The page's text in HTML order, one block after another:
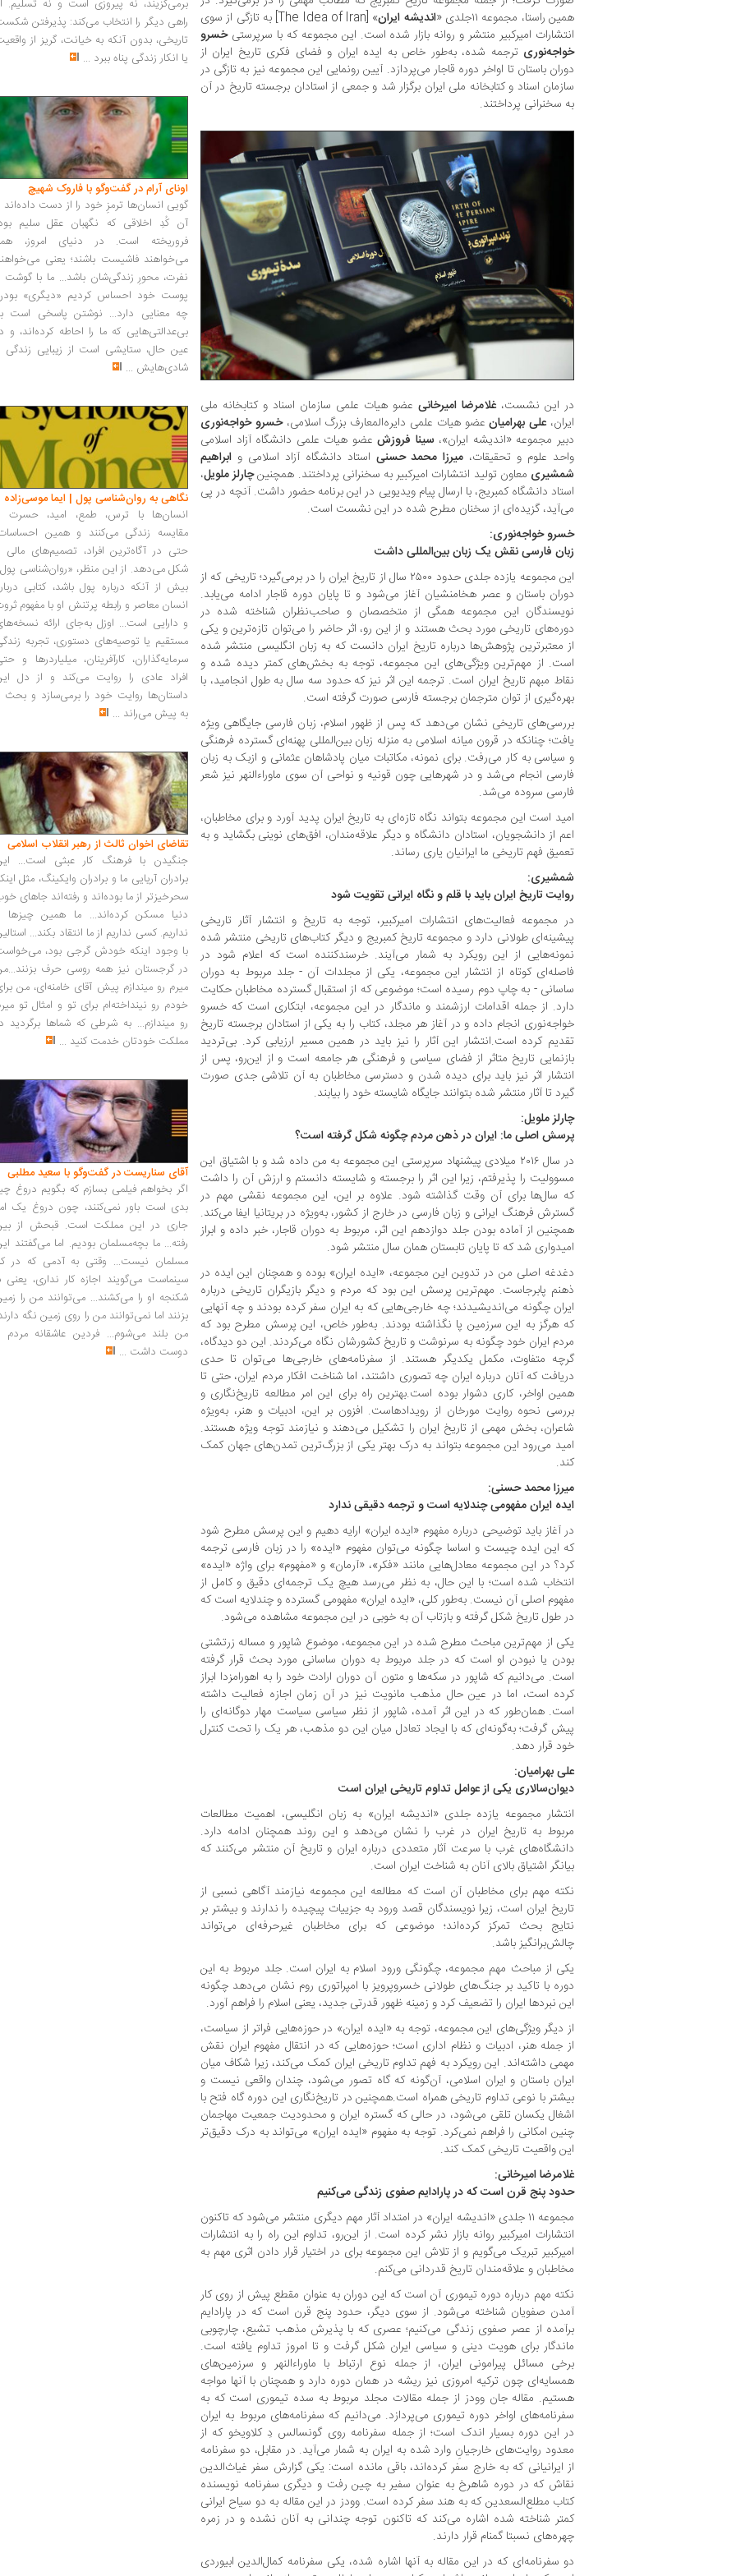
همین راستا، مجموعه ۱۱جلدی «
اندیشه ایران
» [The Idea of Iran] به‌ تازگی از سوی
انتشارات امیرکبیر منتشر و روانه بازار شده است. این مجموعه که با سرپرستیخسرو
خواجه‌نوری ترجمه شده، به‌طور خاص به ایده ایران و فضای فکری تاریخ ایران از
دوران باستان تا اواخر دوره قاجار می‌پردازد. آیین رونمایی این مجموعه نیز به ‌تازگی در
سازمان اسناد و کتابخانه ملی ایران برگزار شد و جمعی از استادان برجسته تاریخ در آن
به سخنرانی پرداختند.
در این نشست، غلامرضا امیرخانی عضو هیات علمی سازمان اسناد و کتابخانه ملی
ایران، علی بهرامیانعضو هیات علمی دایره‌المعارف بزرگ اسلامی،خسرو خواجه‌نوری
دبیر مجموعه «اندیشه ایران»، سینا فروزش عضو هیات علمی دانشگاه آزاد اسلامی
واحد علوم و تحقیقات، میرزا محمد حسنی استاد دانشگاه آزاد اسلامی و ابراهیم
شمشیری معاون تولید انتشارات امیرکبیر به سخنرانی پرداختند. همچنینچارلز ملویل،
استاد دانشگاه کمبریج، با ارسال پیام ویدیویی در این برنامه حضور داشت. آنچه در پی
می‌آید، گزیده‌ای از سخنان مطرح ‌شده در این نشست است.
خسرو خواجه‌نوری:
زبان فارسی نقش یک زبان بین‌المللی داشت
این مجموعه یازده‌ جلدی حدود ۲۵۰۰ سال از تاریخ ایران را در برمی‌گیرد؛ تاریخی که از
دوران باستان و عصر هخامنشیان آغاز می‌شود و تا پایان دوره قاجار ادامه می‌یابد.
نویسندگان این مجموعه همگی از متخصصان و صاحب‌نظران شناخته ‌شده در
دوره‌های تاریخی مورد بحث هستند و از این رو، اثر حاضر را می‌توان تازه‌ترین و یکی
از معتبرترین پژوهش‌ها درباره تاریخ ایران دانست که به زبان انگلیسی منتشر شده
است. از مهم‌ترین ویژگی‌های این مجموعه، توجه به بخش‌های کمتر دیده‌ شده و
نقاط مبهم تاریخ ایران است. ترجمه این اثر نیز که حدود سه سال به طول انجامید، با
بهره‌گیری از توان مترجمان برجسته فارسی صورت گرفته است.
بررسی‌های تاریخی نشان می‌دهد که پس از ظهور اسلام، زبان فارسی جایگاهی ویژه
یافت؛ چنانکه در قرون میانه اسلامی به ‌منزله زبان بین‌المللی پهنه‌ای گسترده فرهنگی
و سیاسی به کار می‌رفت. برای نمونه، مکاتبات میان پادشاهان عثمانی و ازبک به زبان
فارسی انجام می‌شد و در شهرهایی چون قونیه و نواحی آن ‌سوی ماوراءالنهر نیز شعر
فارسی سروده می‌شد.
امید است این مجموعه بتواند نگاه تازه‌ای به تاریخ ایران پدید آورد و برای مخاطبان،
اعم از دانشجویان، استادان دانشگاه و دیگر علاقه‌مندان، افق‌های نوینی بگشاید و به
تعمیق فهم تاریخی ما ایرانیان یاری رساند.
شمشیری:
روایت تاریخ ایران باید با قلم و نگاه ایرانی تقویت شود
در مجموعه فعالیت‌های انتشارات امیرکبیر، توجه به تاریخ و انتشار آثار تاریخی
پیشینه‌ای طولانی دارد و مجموعه تاریخ کمبریج و دیگر کتاب‌های تاریخی منتشر شده
نمونه‌هایی از این رویکرد به شمار می‌آیند. خرسندکننده است که اعلام شود در
فاصله‌ای کوتاه از انتشار این مجموعه، یکی از مجلدات آن - جلد مربوط به دوران
ساسانی - به چاپ دوم رسیده است؛ موضوعی که از استقبال گسترده مخاطبان حکایت
دارد. از جمله اقدامات ارزشمند و ماندگار در این مجموعه، ابتکاری است که خسرو
خواجه‌نوری انجام داده و در آغاز هر مجلد، کتاب را به یکی از استادان برجسته تاریخ
تقدیم کرده است.انتشار این آثار را نیز باید در همین مسیر ارزیابی کرد. بی‌تردید
بازنمایی تاریخ متاثر از فضای سیاسی و فرهنگی هر جامعه است و از این‌رو، پس از
انتشار اثر نیز باید برای دیده ‌شدن و دسترسی مخاطبان به آن تلاشی جدی صورت
گیرد تا آثار منتشر شده بتوانند جایگاه شایسته خود را بیابند.
چارلز ملویل:
پرسش اصلی ما: ایران در ذهن مردم چگونه شکل گرفته است؟
در سال ۲۰۱۶ میلادی پیشنهاد سرپرستی این مجموعه به من داده شد و با اشتیاق این
مسوولیت را پذیرفتم، زیرا این اثر را برجسته و شایسته دانستم و ارزش آن را داشت
که سال‌ها برای آن وقت گذاشته شود. علاوه بر این، این مجموعه نقشی مهم در
گسترش فرهنگ ایرانی و زبان فارسی در خارج از کشور، به‌ویژه در بریتانیا ایفا می‌کند.
همچنین از آماده بودن جلد دوازدهم این اثر، مربوط به دوران قاجار، خبر داده و ابراز
امیدواری شد که تا پایان تابستان همان سال منتشر شود.
دغدغه اصلی من در تدوین این مجموعه، «ایده ایران» بوده و همچنان این ایده در
ذهنم پابرجاست. مهم‌ترین پرسش این بود که مردم و دیگر بازیگران تاریخی درباره
ایران چگونه می‌اندیشیدند؛ چه خارجی‌هایی که به ایران سفر کرده بودند و چه آنهایی
که هرگز به این سرزمین پا نگذاشته بودند. به‌طور خاص، این پرسش مطرح بود که
مردم ایران خود چگونه به سرنوشت و تاریخ کشورشان نگاه می‌کردند. این دو دیدگاه،
گرچه متفاوت، مکمل یکدیگر هستند. از سفرنامه‌های خارجی‌ها می‌توان تا حدی
دریافت که آنان درباره ایران چه تصوری داشتند، اما شناخت افکار مردم ایران، حتی تا
همین اواخر، کاری دشوار بوده است.بهترین راه برای این امر مطالعه تاریخ‌نگاری و
بررسی نحوه روایت مورخان از رویدادهاست. افزون بر این، ادبیات و هنر، به‌ویژه
شاعران، بخش مهمی از تاریخ ایران را تشکیل می‌دهند و نیازمند توجه ویژه هستند.
امید می‌رود این مجموعه بتواند به درک بهتر یکی از بزرگ‌ترین تمدن‌های جهان کمک
کند.
میرزا محمد حسنی:
ایده ایران مفهومی چندلایه است و ترجمه دقیقی ندارد
در آغاز باید توضیحی درباره مفهوم «ایده ایران» ارایه دهیم و این پرسش مطرح شود
که این ایده چیست و اساسا چگونه می‌توان مفهوم «ایده» را در زبان فارسی ترجمه
کرد؟ در این مجموعه معادل‌هایی مانند «فکر»، «آرمان» و «مفهوم» برای واژه «ایده»
انتخاب شده است؛ با این حال، به نظر می‌رسد هیچ‌ یک ترجمه‌ای دقیق و کامل از
مفهوم اصلی آن نیست. به‌طور کلی، «ایده ایران» مفهومی گسترده و چندلایه است که
در طول تاریخ شکل گرفته و بازتاب آن به ‌خوبی در این مجموعه مشاهده می‌شود.
یکی از مهم‌ترین مباحث مطرح ‌شده در این مجموعه، موضوع شاپور و مساله زرتشتی
بودن یا نبودن او است که در جلد مربوط به دوران ساسانی مورد بحث قرار گرفته
است. می‌دانیم که شاپور در سکه‌ها و متون آن دوران ارادت خود را به اهورامزدا ابراز
کرده است، اما در عین حال مذهب مانویت نیز در آن زمان اجازه فعالیت داشته
است. همان‌طور که در این اثر آمده، شاپور از نظر سیاسی سیاست مهار دوگانه‌ای را
پیش گرفت؛ به‌گونه‌ای که با ایجاد تعادل میان این دو مذهب، هر یک را تحت کنترل
خود قرار دهد.
علی بهرامیان:
دیوان‌سالاری یکی از عوامل تداوم تاریخی ایران است
انتشار مجموعه یازده‌ جلدی «اندیشه ایران» به زبان انگلیسی، اهمیت مطالعات
مربوط به تاریخ ایران در غرب را نشان می‌دهد و این روند همچنان ادامه دارد.
دانشگاه‌های غرب با سرعت آثار متعددی درباره ایران و تاریخ آن منتشر می‌کنند که
بیانگر اشتیاق بالای آنان به شناخت ایران است.
نکته مهم برای مخاطبان آن است که مطالعه این مجموعه نیازمند آگاهی نسبی از
تاریخ ایران است، زیرا نویسندگان قصد ورود به جزییات پیچیده را ندارند و بیشتر بر
نتایج بحث تمرکز کرده‌اند؛ موضوعی که برای مخاطبان غیرحرفه‌ای می‌تواند
چالش‌برانگیز باشد.
یکی از مباحث مهم مجموعه، چگونگی ورود اسلام به ایران است. جلد مربوط به این
دوره با تاکید بر جنگ‌های طولانی خسروپرویز با امپراتوری روم نشان می‌دهد چگونه
این نبردها ایران را تضعیف کرد و زمینه ظهور قدرتی جدید، یعنی اسلام را فراهم آورد.
از دیگر ویژگی‌های این مجموعه، توجه به «ایده ایران» در حوزه‌هایی فراتر از سیاست،
از جمله هنر، ادبیات و نظام اداری است؛ حوزه‌هایی که در انتقال مفهوم ایران نقش
مهمی داشته‌اند. این رویکرد به فهم تداوم تاریخی ایران کمک می‌کند، زیرا شکاف میان
ایران باستان و ایران اسلامی، آن‌گونه که گاه تصور می‌شود، چندان واقعی نیست و
بیشتر با نوعی تداوم تاریخی همراه است.همچنین در تاریخ‌نگاری این دوره گاه فتح با
اشغال یکسان تلقی می‌شود، در حالی که گستره ایران و محدودیت جمعیت مهاجمان
چنین امکانی را فراهم نمی‌کرد. توجه به مفهوم «ایده ایران» می‌تواند به درک دقیق‌تر
این واقعیت تاریخی کمک کند.
غلامرضا امیرخانی:
حدود پنج قرن است که در پارادایم صفوی زندگی می‌کنیم
مجموعه ۱۱ جلدی «اندیشه ایران» در امتداد آثار مهم دیگری منتشر می‌شود که تاکنون
انتشارات امیرکبیر روانه بازار نشر کرده است. از این‌رو، تداوم این راه را به انتشارات
امیرکبیر تبریک می‌گویم و از تلاش این مجموعه برای در اختیار قرار دادن اثری مهم به
مخاطبان و علاقه‌مندان تاریخ قدردانی می‌کنم.
نکته مهم درباره دوره تیموری آن است که این دوران به عنوان مقطع پیش از روی کار
آمدن صفویان شناخته می‌شود. از سوی دیگر، حدود پنج قرن است که در پارادایم
برآمده از عصر صفوی زندگی می‌کنیم؛ عصری که با پذیرش مذهب تشیع، چارچوبی
ماندگار برای هویت دینی و سیاسی ایران شکل گرفت و تا امروز تداوم یافته است.
برخی مسائل پیرامونی ایران، از جمله نوع ارتباط با ماوراءالنهر و سرزمین‌های
همسایه‌ای چون ترکیه امروزی نیز ریشه در همان دوره دارد و همچنان با آنها مواجه
هستیم. مقاله جان وودز از جمله مقالات مجلد مربوط به سده تیموری است که به
سفرنامه‌های اواخر دوره تیموری می‌پردازد. می‌دانیم که سفرنامه‌های مربوط به ایران
در این دوره بسیار اندک است؛ از جمله سفرنامه روی گونسالس دِ کلاویخو که از
معدود روایت‌های خارجیانِ وارد شده به ایران به شمار می‌آید. در مقابل، دو سفرنامه
از ایرانیانی که به خارج سفر کرده‌اند، باقی مانده است: یکی گزارش سفر غیاث‌الدین
نقاش که در دوره شاهرخ به عنوان سفیر به چین رفت و دیگری سفرنامه ‌نویسنده
کتاب مطلع‌السعدین که به هند سفر کرده است. وودز در این مقاله به دو سیاح ایرانی
کمتر شناخته ‌شده اشاره می‌کند که تاکنون توجه چندانی به آنان نشده و در زمره
چهره‌های نسبتا گمنام قرار دارند.
دو سفرنامه‌ای که در این مقاله به آنها اشاره شده، یکی سفرنامه کمال‌الدین ابیوردی
برمی‌گزیند، نه پیروزی است و نه تسلیم.
راهی دیگر را انتخاب می‌کند: پذیرفتن
تاریخی، بدون آنکه به خیانت، گریز از
یا انکار زندگی پناه ببرد ...
اونای آرام در گفت‌وگو با فاروک شهیچ‭
گویی انسان‌ها ترمزِ خود را از دست داده‌اند
آن کُدِ اخلاقی که نگهبان عقل سلیم
فروریخته است. در دنیای امروز،
می‌خواهند فاشیست باشند؛ یعنی
نفرت، محورِ زندگی‌شان باشد... ما با گوشت
پوست خود احساس کردیم «دیگری»
چه معنایی دارد... نوشتن پاسخی است
بی‌عدالتی‌هایی که ما را احاطه کرده‌اند، و
عین حال، ستایشی است از زیبایی زندگی
شادی‌هایش ...
نگاهی به روان‌شناسی پول | ایما موسی‌زاده
انسان‌ها با ترس، طمع، امید، حسرت
مقایسه زندگی می‌کنند و همین
حتی در آگاه‌ترین افراد، تصمیم‌های مالی
شکل می‌دهد. از این منظر، «روان‌شناسی
بیش از آنکه درباره پول باشد، کتابی
انسان معاصر و رابطه پرتنش او با مفهوم
و دارایی است... اوزل به‌جای ارائه
مستقیم یا توصیه‌های دستوری، تجربه
سرمایه‌گذاران، کارآفرینان، میلیاردرها و
افراد عادی را روایت می‌کند و از دل
داستان‌ها روایت خود را برمی‌سازد و بحث
به پیش می‌راند ...
تقاضای اخوان ثالث از رهبر انقلاب اسلامی
جنگیدن با فرهنگ کار عبثی است...
برادران آریایی ما و برادران وایکینگ، مثل
سحرخیزتر از ما بوده‌اند و رفته‌اند جاهای
دنیا مسکن کرده‌اند... ما همین چیزها
نداریم. کسی نداریم از ما انتقاد بکند...
با وجود اینکه خودش گرجی بود،
در گرجستان نیز همه روسی حرف
میرم رو میندازم پیش آقای خامنه‌ای، من
خودم رو نینداخته‌ام برای تو و امثال تو
رو میندازم... به شرطی که شماها برگردید
مملکت خودتان خدمت کنید ...
آقای سناریست در گفت‌وگو با سعید مطلبی
اگر بخواهم فیلمی بسازم که بگویم دروغ
بدی است باور نمی‌کنند، چون دروغ یک
جاری در این مملکت است. قبحش از
رفته... ما بچه‌مسلمان بودیم. اما می‌گفتند
مسلمان نیست... وقتی به آدمی که در
سینماست می‌گویند اجازه کار نداری، یعنی
شکنجه او را می‌کشند... می‌توانند من را
بزنند اما نمی‌توانند من را روی زمین نگه
من بلند می‌شوم... فردین عاشقانه مردم
دوست داشت ...